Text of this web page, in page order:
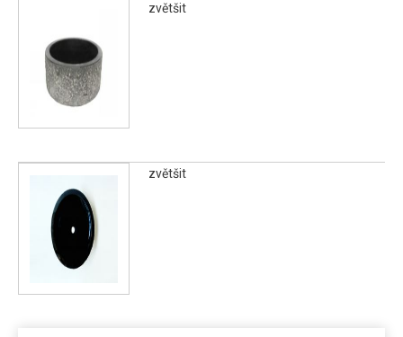
zvětšit
zvětšit